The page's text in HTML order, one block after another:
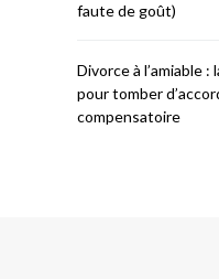
faute de goût)
Divorce à l’amiable
pour tomber
compensatoire